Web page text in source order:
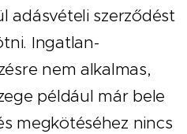
adásvételi szerződést
Ingatlan-
nem alkalmas,
például már bele
megkötéséhez nincs